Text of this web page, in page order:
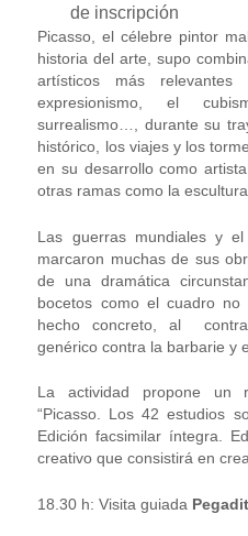
de inscripción
Picasso, el célebre pintor
historia del arte, supo
artísticos más
expresionismo, el
surrealismo…, durante su
histórico, los viajes y los
en su desarrollo como
otras ramas como la
Las guerras mundiales y
marcaron muchas de sus
de una dramática
bocetos como el cuadro
hecho concreto, al
genérico contra la barbarie y
La actividad propone un
“Picasso. Los 42 estudios
Edición facsimilar íntegra.
creativo que consistirá en
18.30 h: Visita guiada